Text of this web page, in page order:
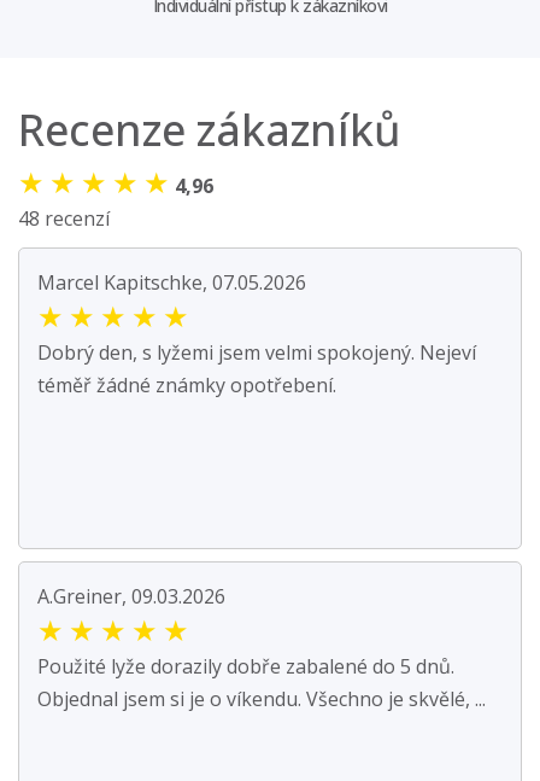
Individuální přístup k zákazníkovi
Recenze zákazníků
★ ★ ★ ★ ★ 4,96
48 recenzí
Marcel Kapitschke, 07.05.2026
★ ★ ★ ★ ★
Dobrý den, s lyžemi jsem velmi spokojený. Nejeví
téměř žádné známky opotřebení.
A.Greiner, 09.03.2026
★ ★ ★ ★ ★
Použité lyže dorazily dobře zabalené do 5 dnů.
Objednal jsem si je o víkendu. Všechno je skvělé, ...